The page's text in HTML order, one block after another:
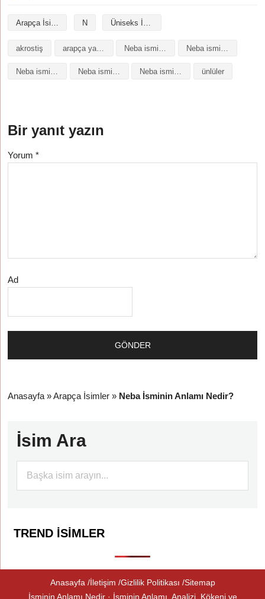
Arapça İsimler N Üniseks İsimler
akrostiş arapça yazılışı
Neba isminin baş harfleriyle şiir Neba isminin kökeni Neba isminin numerolojisi ünlüler
Bir yanıt yazın
Yorum*
Ad
Anasayfa »Arapça İsimler » Neba İsminin Anlamı Nedir?
İsim Ara
TREND İSIMLER
Anasayfa İletişim Gizlilik Politikası Sitemap
İsminin Anlamı Nedir · İsminin Anlamı, Analizi, Kökeni ve